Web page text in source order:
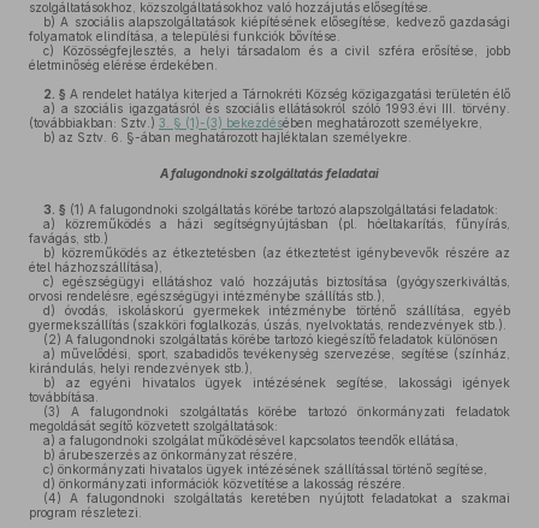
szolgáltatásokhoz, közszolgáltatásokhoz való hozzájutás elősegítése.
b) A szociális alapszolgáltatások kiépítésének elősegítése, kedvező gazdasági
folyamatok elindítása, a települési funkciók bővítése.
c) Közösségfejlesztés, a helyi társadalom és a civil szféra erősítése, jobb
életminőség elérése érdekében.
2. § A rendelet hatálya kiterjed a Tárnokréti Község közigazgatási területén élő
a) a szociális igazgatásról és szociális ellátásokról szóló 1993.évi III. törvény.
(továbbiakban: Sztv.) 3. § (1)-(3) bekezdésében meghatározott személyekre,
b) az Sztv. 6. §-ában meghatározott hajléktalan személyekre.
A falugondnoki szolgáltatás feladatai
3. § (1) A falugondnoki szolgáltatás körébe tartozó alapszolgáltatási feladatok:
a) közreműködés a házi segítségnyújtásban (pl. hóeltakarítás, fűnyírás,
favágás, stb.)
b) közreműködés az étkeztetésben (az étkeztetést igénybevevők részére az
étel házhozszállítása),
c) egészségügyi ellátáshoz való hozzájutás biztosítása (gyógyszerkiváltás,
orvosi rendelésre, egészségügyi intézménybe szállítás stb.),
d) óvodás, iskoláskorú gyermekek intézménybe történő szállítása, egyéb
gyermekszállítás (szakköri foglalkozás, úszás, nyelvoktatás, rendezvények stb.).
(2) A falugondnoki szolgáltatás körébe tartozó kiegészítő feladatok különösen
a) művelődési, sport, szabadidős tevékenység szervezése, segítése (színház,
kirándulás, helyi rendezvények stb.),
b) az egyéni hivatalos ügyek intézésének segítése, lakossági igények
továbbítása.
(3) A falugondnoki szolgáltatás körébe tartozó önkormányzati feladatok
megoldását segítő közvetett szolgáltatások:
a) a falugondnoki szolgálat működésével kapcsolatos teendők ellátása,
b) árubeszerzés az önkormányzat részére,
c) önkormányzati hivatalos ügyek intézésének szállítással történő segítése,
d) önkormányzati információk közvetítése a lakosság részére.
(4) A falugondnoki szolgáltatás keretében nyújtott feladatokat a szakmai
program részletezi.